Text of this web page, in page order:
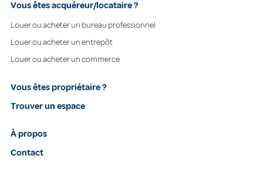
Vous êtes acquéreur/locataire ?
Louer ou acheter un bureau professionnel
Louer ou acheter un entrepôt
Louer ou acheter un commerce
Vous êtes propriétaire ?
Trouver un espace
À propos
Contact